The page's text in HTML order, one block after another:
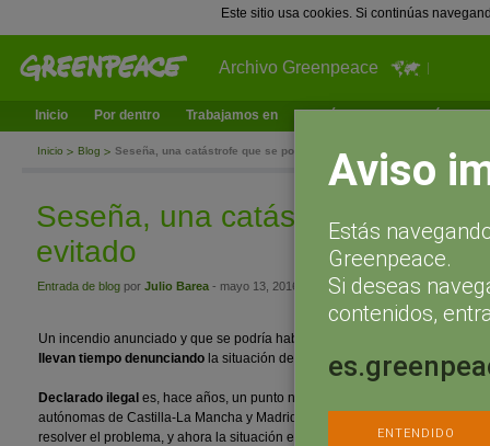
Este sitio usa cookies. Si continúas
Archivo Greenpeace
Inicio Por dentro Trabajamos en ¿Qué puedes hacer tú?
Inicio Blog Seseña, una catástrofe que se podría haber evitado
Seseña, una catástrofe que se
evitado
Entrada de blog por Julio Barea - mayo 13, 2016 a las 14:38
Un incendio anunciado y que se podría haber evitado. Los
llevan tiempo denunciando la situación del macrovertedero de neumáticos
Declarado ilegal es, hace años, un punto negro de contaminación y
autónomas de Castilla-La Mancha y Madrid. Pero ninguna de las dos
resolver el problema, y ahora la situación es mucho peor. Un incendio de
Aviso
Estás
Greenpeace.
Si deseas
contenidos,
ENTENDIDO